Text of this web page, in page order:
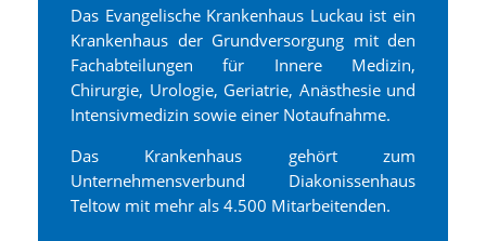
Das Evangelische Krankenhaus Luckau ist ein
Krankenhaus der Grundversorgung mit den
Fachabteilungen für Innere Medizin,
Chirurgie, Urologie, Geriatrie, Anästhesie und
Intensivmedizin sowie einer Notaufnahme.
Das Krankenhaus gehört zum
Unternehmensverbund Diakonissenhaus
Teltow mit mehr als 4.500 Mitarbeitenden.